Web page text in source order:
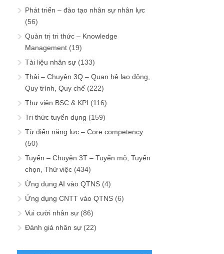
Phát triển – đào tạo nhân sự nhân lực
(56)
Quản trị tri thức – Knowledge
Management (19)
Tài liệu nhân sự (133)
Thải – Chuyện 3Q – Quan hệ lao động,
Quy trình, Quy chế (222)
Thư viện BSC & KPI (116)
Tri thức tuyển dụng (159)
Từ điển năng lực – Core competency
(50)
Tuyển – Chuyện 3T – Tuyển mộ, Tuyển
chọn, Thử việc (434)
Ứng dụng AI vào QTNS (4)
Ứng dụng CNTT vào QTNS (6)
Vui cười nhân sự (86)
Đánh giá nhân sự (22)